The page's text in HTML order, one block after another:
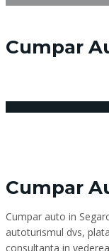
Cumpar
Cumpar
Cumpar auto in
autoturismul dvs,
consultanta in